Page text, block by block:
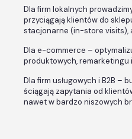
Dla firm lokalnych
przyciągają klientów do
stacjonarne (in-store visits),
Dla e-commerce –
produktowych, remarketingu
Dla firm usługowych i B2B –
ściągają zapytania od
nawet w bardzo niszowych